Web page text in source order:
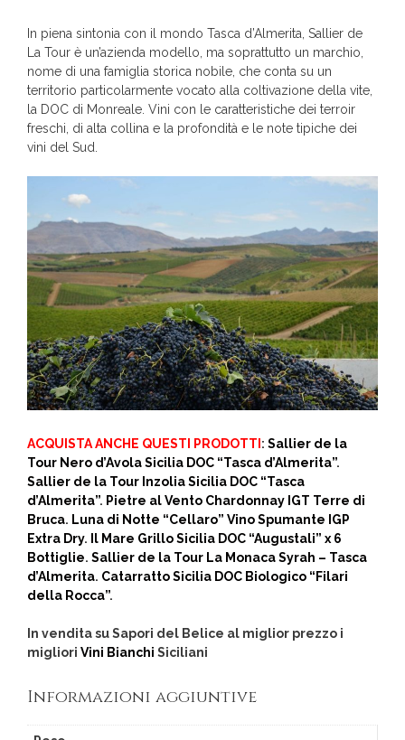
In piena sintonia con il mondo Tasca d’Almerita, Sallier de
La Tour è un’azienda modello, ma soprattutto un marchio,
nome di una famiglia storica nobile, che conta su un
territorio particolarmente vocato alla coltivazione della vite,
la DOC di Monreale. Vini con le caratteristiche dei terroir
freschi, di alta collina e la profondità e le note tipiche dei
vini del Sud.
ACQUISTA ANCHE QUESTI PRODOTTI : Sallier de la
Tour Nero d’Avola Sicilia DOC “Tasca d’Almerita”.
Sallier de la Tour Inzolia Sicilia DOC “Tasca
d’Almerita”. Pietre al Vento Chardonnay IGT Terre di
Bruca. Luna di Notte “Cellaro” Vino Spumante IGP
Extra Dry.
Il Mare Grillo Sicilia DOC “Augustali” x 6
Bottiglie. Sallier de la Tour La Monaca Syrah – Tasca
d’Almerita. Catarratto Sicilia DOC Biologico “Filari
della Rocca”.
In vendita su Sapori del Belice al miglior prezzo i
migliori Vini Bianchi Siciliani
Informazioni aggiuntive